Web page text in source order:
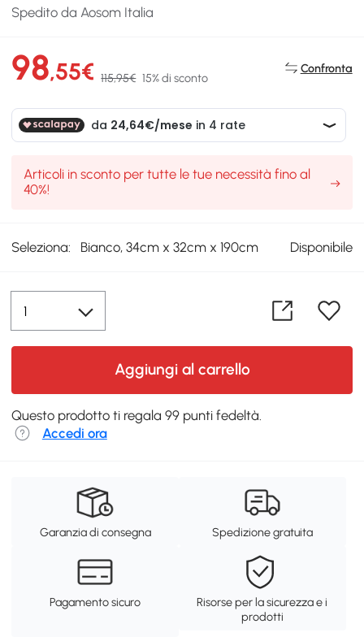
Spedito da Aosom Italia
98,55€ 115,95€ 15% di sconto
Confronta
Articoli in sconto per tutte le tue necessità fino al
40%!
Seleziona: Bianco, 34cm x 32cm x 190cm Disponibile
Aggiungi al carrello
Questo prodotto ti regala 99 punti fedeltà.
Accedi ora
Garanzia di consegna Spedizione gratuita
Pagamento sicuro
Risorse per la sicurezza e i
prodotti